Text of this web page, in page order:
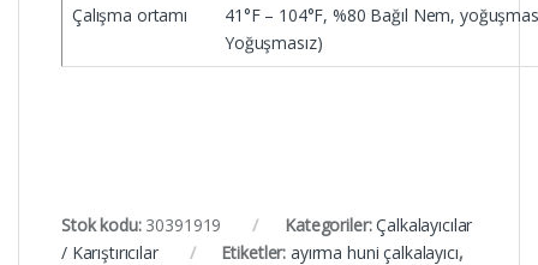
Çalışma ortamı
41°F – 104°F, %80 Bağıl Nem,
Yoğuşmasız)
Stok kodu: 30391919 Kategoriler:Çalkalayıcılar
/ Karıştırıcılar
Etiketler: ayırma huni çalkalayıcı,